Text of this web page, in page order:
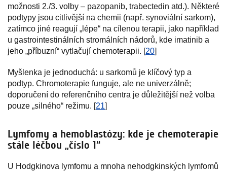
možnosti 2./3. volby – pazopanib, trabectedin atd.). Některé
podtypy jsou citlivější na chemii (např. synoviální sarkom),
zatímco jiné reagují „lépe“ na cílenou terapii, jako například
u gastrointestinálních stromálních nádorů, kde imatinib a
jeho „příbuzní“ vytlačují chemoterapii. [20]
Myšlenka je jednoduchá: u sarkomů je klíčový typ a
podtyp. Chromoterapie funguje, ale ne univerzálně;
doporučení do referenčního centra je důležitější než volba
pouze „silného“ režimu. [21]
Lymfomy a hemoblastózy: kde je chemoterapie
stále léčbou „číslo 1“
U Hodgkinova lymfomu a mnoha nehodgkinských lymfomů